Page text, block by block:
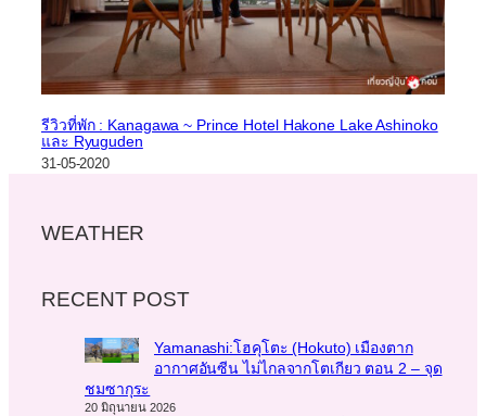
รีวิวที่พัก : Kanagawa ~ Prince Hotel Hakone Lake Ashinoko
และ Ryuguden
31-05-2020
WEATHER
RECENT POST
Yamanashi:โฮคุโตะ (Hokuto) เมืองตาก
อากาศอันซีน ไม่ไกลจากโตเกียว ตอน 2 – จุด
ชมซากุระ
20 มิถุนายน 2026